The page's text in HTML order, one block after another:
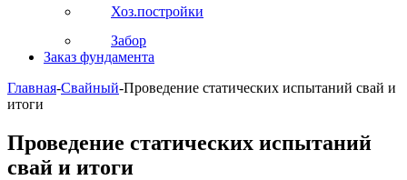
Хоз.постройки
Забор
Заказ фундамента
Главная-Свайный-Проведение статических испытаний свай и
итоги
Проведение статических испытаний
свай и итоги